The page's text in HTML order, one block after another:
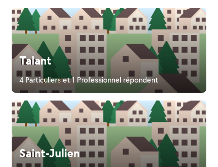
Talant
4 Particuliers et 1 Professionnel répondent
Saint-Julien